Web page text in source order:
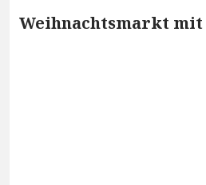
Weihnachtsmarkt mit